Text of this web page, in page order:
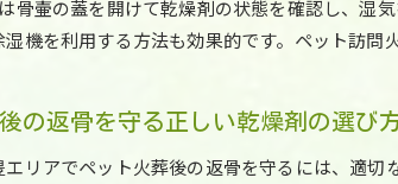
骨壷の蓋を開けて乾燥剤の状態を確認し、湿
湿機を利用する方法も効果的です。ペット訪問
の返骨を守る正しい乾燥剤の選び
リアでペット火葬後の返骨を守るには、適